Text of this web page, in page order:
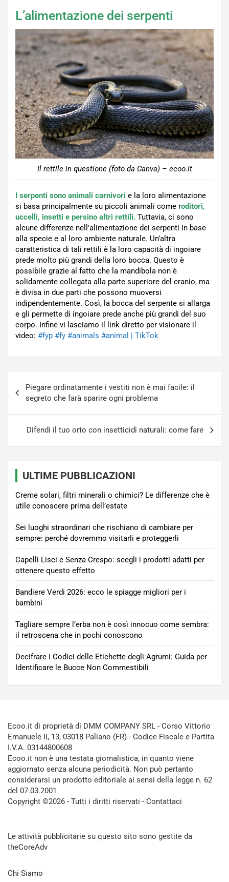
L’alimentazione dei serpenti
Il rettile in questione (foto da Canva) – ecoo.it
I serpenti sono animali carnivori e la loro alimentazione
si basa principalmente su piccoli animali come roditori,
uccelli, insetti e persino altri rettili. Tuttavia, ci sono
alcune differenze nell’alimentazione dei serpenti in base
alla specie e al loro ambiente naturale. Un’altra
caratteristica di tali rettili è la loro capacità di ingoiare
prede molto più grandi della loro bocca. Questo è
possibile grazie al fatto che la mandibola non è
solidamente collegata alla parte superiore del cranio, ma
è divisa in due parti che possono muoversi
indipendentemente. Così, la bocca del serpente si allarga
e gli permette di ingoiare prede anche più grandi del suo
corpo. Infine vi lasciamo il link diretto per visionare il
video: #fyp #fy #animals #animal | TikTok
articoli
Piegare ordinatamente i vestiti non è mai facile: il
segreto che farà sparire ogni problema
Difendi il tuo orto con insetticidi naturali: come fare
ULTIME PUBBLICAZIONI
Creme solari, filtri minerali o chimici? Le differenze che è
utile conoscere prima dell’estate
Sei luoghi straordinari che rischiano di cambiare per
sempre: perché dovremmo visitarli e proteggerli
Capelli Lisci e Senza Crespo: scegli i prodotti adatti per
ottenere questo effetto
Bandiere Verdi 2026: ecco le spiagge migliori per i
bambini
Tagliare sempre l’erba non è così innocuo come sembra:
il retroscena che in pochi conoscono
Decifrare i Codici delle Etichette degli Agrumi: Guida per
Identificare le Bucce Non Commestibili
Ecoo.it di proprietà di DMM COMPANY SRL - Corso Vittorio
Emanuele II, 13, 03018 Paliano (FR) - Codice Fiscale e Partita
I.V.A. 03144800608
Ecoo.it non è una testata giornalistica, in quanto viene
aggiornato senza alcuna periodicità. Non può pertanto
considerarsi un prodotto editoriale ai sensi della legge n. 62
del 07.03.2001
Copyright ©2026 - Tutti i diritti riservati - Contattaci
Le attività pubblicitarie su questo sito sono gestite da
theCoreAdv
Chi Siamo